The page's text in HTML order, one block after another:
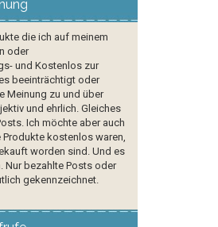
die ich auf meinem
oder
und Kostenlos zur
beeinträchtigt oder
Meinung zu und über
und ehrlich. Gleiches
Ich möchte aber auch
Produkte kostenlos waren,
worden sind. Und es
Nur bezahlte Posts oder
gekennzeichnet.